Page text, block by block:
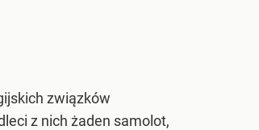
związków
z nich żaden samolot,